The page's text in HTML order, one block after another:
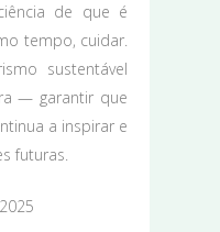
de que é
tempo, cuidar.
sustentável
— garantir que
a inspirar e
futuras.